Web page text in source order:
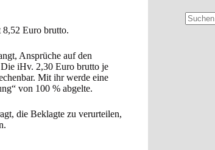
8,52 Euro brutto.
Ansprüche auf den
iHv. 2,30 Euro brutto je
Mit ihr werde eine
von 100 % abgelte.
die Beklagte zu verurteilen,